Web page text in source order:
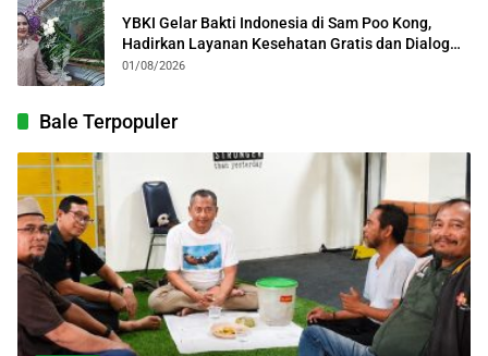
YBKI Gelar Bakti Indonesia di Sam Poo Kong,
Hadirkan Layanan Kesehatan Gratis dan Dialog
Kebangsaan
01/08/2026
Bale Terpopuler